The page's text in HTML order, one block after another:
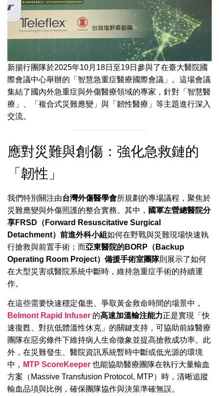
新揚行團隊於2025年10月18日至19日參與了在臺大醫院國
際會議中心舉辦的「智慧急重症醫療國際會議」。這場會議
集結了國內外急重症與外傷醫療領域的專家，針對「智慧醫
療」、「複合式災難應變」與「韌性醫療」等主題進行深入
交流。
應對災難與創傷：強化急救鏈的
「韌性」
我們特別關注由台灣外傷醫學會所規劃的專場議程，聚焦於
災難應變與外傷照護的整合實務。其中， 國軍左營總醫院分
享FRSD（Forward Resuscitative Surgical
Detachment）前進外科小組如何在野戰與災難現場快速執
行搶救與前置手術；而亞東醫院的BORP（Backup
Operating Room Project）備援手術室團隊則展示了如何
在大型災害或醫院系統中斷時，維持急重症手術的持續運
作。
在這些需要快速穩定傷患、爭取黃金救命時間的場景中，
Belmont Rapid Infuser 的高速加溫輸注能力正是實現「快
速復甦、對抗低體溫性休克」的關鍵支持，可協助前線醫療
團隊在惡劣條件下維持病人生命徵象並提高搶救成功率。此
外，在災難發生、醫院資訊系統暫時中斷或低光源的環境
中， MTP ScoreKeeper 也能協助醫療團隊在執行大量輸血
方案（Massive Transfusion Protocol, MTP）時，清晰追蹤
輸血品項與比例，確保團隊協作與決策準確無誤。